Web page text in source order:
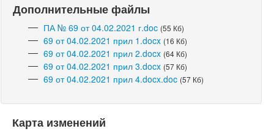
Дополнительные файлы
ПА № 69 от 04.02.2021 г.doc (55 Кб)
69 от 04.02.2021 прил 1.docx (16 Кб)
69 от 04.02.2021 прил 2.docx (64 Кб)
69 от 04.02.2021 прил 3.docx (57 Кб)
69 от 04.02.2021 прил 4.docx.doc (57 Кб)
Карта изменений